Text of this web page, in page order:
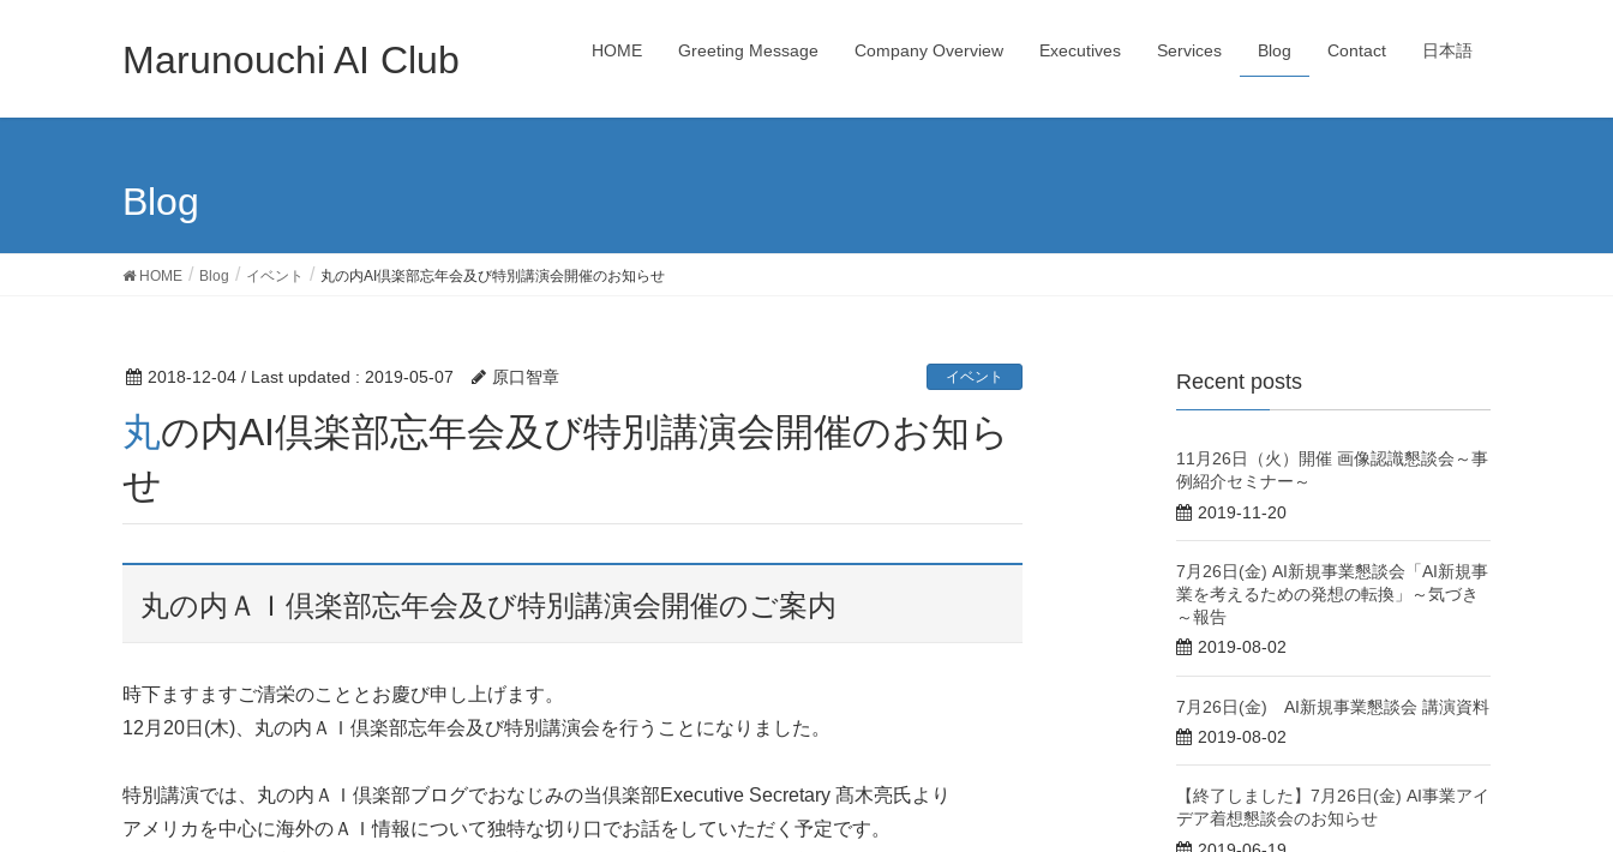
Marunouchi AI Club HOME Greeting Message Company Overview Executives Services Blog Contact 日本語
Blog
HOME Blog イベント 丸の内AI倶楽部忘年会及び特別講演会開催のお知らせ
2018-12-04 / Last updated : 2019-05-07 原口智章 イベント
丸の内AI倶楽部忘年会及び特別講演会開催のお知ら
せ
丸の内ＡＩ倶楽部忘年会及び特別講演会開催のご案内
時下ますますご清栄のこととお慶び申し上げます。
12月20日(木)、丸の内ＡＩ倶楽部忘年会及び特別講演会を行うことになりました。
特別講演では、丸の内ＡＩ倶楽部ブログでおなじみの当倶楽部Executive Secretary 髙木亮氏より
アメリカを中心に海外のＡＩ情報について独特な切り口でお話をしていただく予定です。
Recent posts
11月26日（火）開催 画像認識懇談会～事
例紹介セミナー～
2019-11-20
7月26日(金) AI新規事業懇談会「AI新規事
業を考えるための発想の転換」～気づき
～報告
2019-08-02
7月26日(金) AI新規事業懇談会 講演資料
2019-08-02
【終了しました】7月26日(金) AI事業アイ
デア着想懇談会のお知らせ